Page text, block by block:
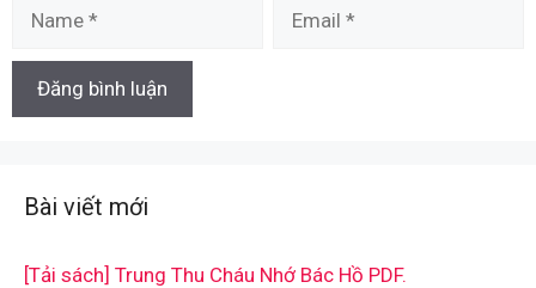
Bài viết mới
[Tải sách] Trung Thu Cháu Nhớ Bác Hồ PDF.